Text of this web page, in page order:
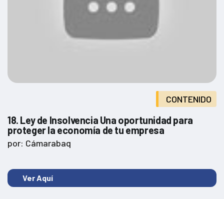
CONTENIDO
18. Ley de Insolvencia Una oportunidad para
proteger la economía de tu empresa
por: Cámarabaq
Ver Aquí